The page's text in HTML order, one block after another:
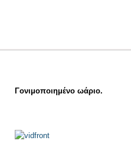
Γονιμοποιημένο ωάριο.